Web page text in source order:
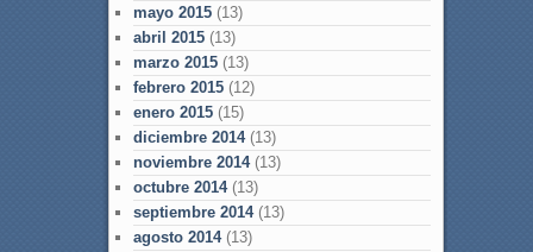
mayo 2015(13)
abril 2015(13)
marzo 2015(13)
febrero 2015(12)
enero 2015(15)
diciembre 2014(13)
noviembre 2014(13)
octubre 2014(13)
septiembre 2014(13)
agosto 2014(13)